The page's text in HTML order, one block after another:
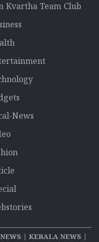
Kvartha Team Club
News
| KERALA NEWS |